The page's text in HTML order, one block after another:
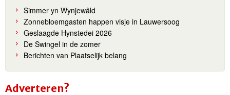
Simmer yn Wynjewâld
Zonnebloemgasten happen visje in Lauwersoog
Geslaagde Hynstedei 2026
De Swingel in de zomer
Berichten van Plaatselijk belang
Adverteren?